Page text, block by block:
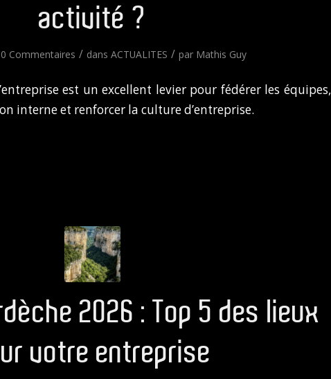
activité ?
0 Commentaires / dans ACTUALITES / par Mathis Guy
est un excellent levier pour fédérer les équipes,
interne et renforcer la culture d’entreprise.
2026 : Top 5 des lieux
votre entreprise